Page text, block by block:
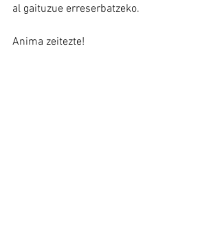
al gaituzue erreserbatzeko.
Anima zeitezte!